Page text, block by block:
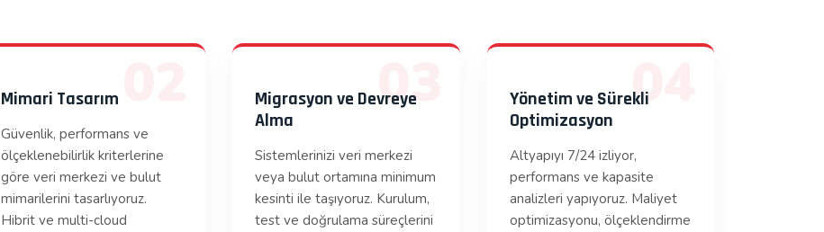
Mimari Tasarım
Güvenlik, performans ve
ölçeklenebilirlik kriterlerine
göre veri merkezi ve bulut
mimarilerini tasarlıyoruz.
Hibrit ve multi-cloud
03
Migrasyon ve Devreye
Alma
Sistemlerinizi veri merkezi
veya bulut ortamına minimum
kesinti ile taşıyoruz. Kurulum,
test ve doğrulama süreçlerini
04
Yönetim ve Sürekli
Optimizasyon
Altyapıyı 7/24 izliyor,
performans ve kapasite
analizleri yapıyoruz. Maliyet
optimizasyonu, ölçeklendirme